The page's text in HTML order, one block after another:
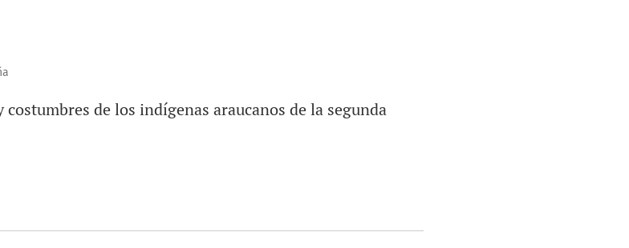
de los indígenas araucanos de la segunda